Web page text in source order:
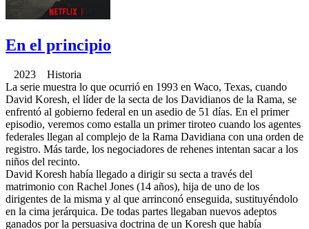
En el principio
2023 Historia
La serie muestra lo que ocurrió en 1993 en Waco, Texas, cuando
David Koresh, el líder de la secta de los Davidianos de la Rama, se
enfrentó al gobierno federal en un asedio de 51 días. En el primer
episodio, veremos como estalla un primer tiroteo cuando los agentes
federales llegan al complejo de la Rama Davidiana con una orden de
registro. Más tarde, los negociadores de rehenes intentan sacar a los
niños del recinto.
David Koresh había llegado a dirigir su secta a través del
matrimonio con Rachel Jones (14 años), hija de uno de los
dirigentes de la misma y al que arrinconó enseguida, sustituyéndolo
en la cima jerárquica. De todas partes llegaban nuevos adeptos
ganados por la persuasiva doctrina de un Koresh que había